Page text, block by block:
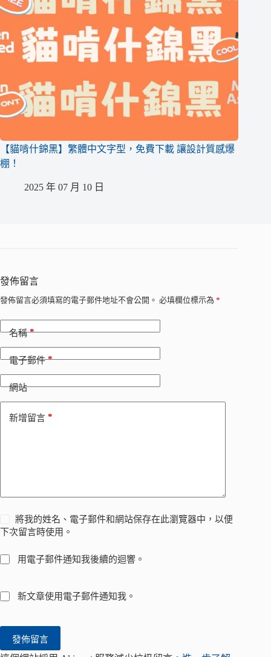
【貓啃什錦黑】繁體中文字型，免費下載 讓設計質感爆
棚！
2025 年 07 月 10 日
發佈留言
發佈留言必須填寫的電子郵件地址不會公開。 必填欄位標示為 *
名稱*
電子郵件*
網站
新增留言 *
將我的姓名、電子郵件和網站保存在此瀏覽器中，以便
下次留言時使用。
用電子郵件通知我後續的迴響。
新文章使用電子郵件通知我。
發佈留言